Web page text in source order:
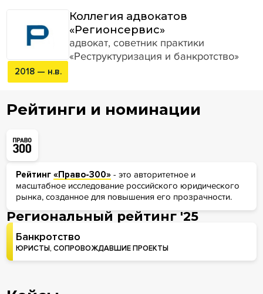
2018 — н.в.
Коллегия адвокатов
«Регионсервис»
адвокат, советник практики
«Реструктуризация и банкротство»
Рейтинги и номинации
Рейтинг «Право-300»- это авторитетное и
масштабное исследование российского юридического
рынка, созданное для повышения его прозрачности.
Региональный рейтинг '25
Банкротство
ЮРИСТЫ, СОПРОВОЖДАВШИЕ ПРОЕКТЫ